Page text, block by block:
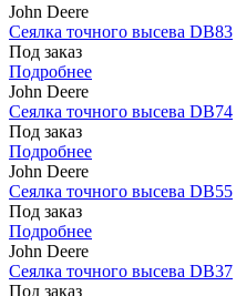
John Deere
Сеялка точного высева DB83
Под заказ
Подробнее
John Deere
Сеялка точного высева DB74
Под заказ
Подробнее
John Deere
Сеялка точного высева DB55
Под заказ
Подробнее
John Deere
Сеялка точного высева DB37
Под заказ